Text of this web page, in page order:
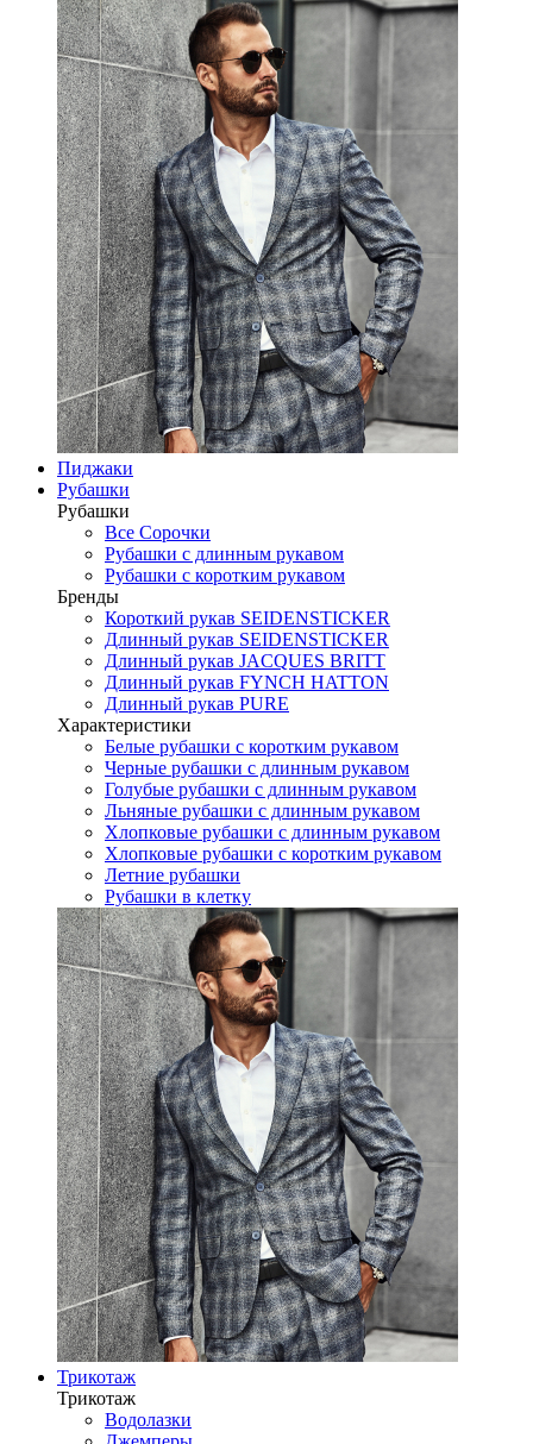
Пиджаки
Рубашки
Рубашки
Все Сорочки
Рубашки с длинным рукавом
Рубашки с коротким рукавом
Бренды
Короткий рукав SEIDENSTICKER
Длинный рукав SEIDENSTICKER
Длинный рукав JAСQUES BRITT
Длинный рукав FYNCH HATTON
Длинный рукав PURE
Характеристики
Белые рубашки с коротким рукавом
Черные рубашки с длинным рукавом
Голубые рубашки с длинным рукавом
Льняные рубашки с длинным рукавом
Хлопковые рубашки с длинным рукавом
Хлопковые рубашки с коротким рукавом
Летние рубашки
Рубашки в клетку
Трикотаж
Трикотаж
Водолазки